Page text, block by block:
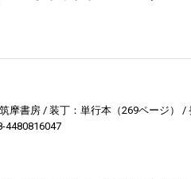
摩書房 装丁：単行本（269ページ）
4480816047